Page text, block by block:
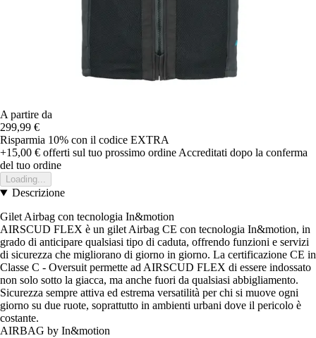
A partire da
299,99 €
Risparmia 10% con il codice EXTRA
+15,00 € offerti sul tuo prossimo ordine Accreditati dopo la conferma
del tuo ordine
Loading...
Descrizione
Gilet Airbag con tecnologia In&motion
AIRSCUD FLEX è un gilet Airbag CE con tecnologia In&motion, in
grado di anticipare qualsiasi tipo di caduta, offrendo funzioni e servizi
di sicurezza che migliorano di giorno in giorno. La certificazione CE in
Classe C - Oversuit permette ad AIRSCUD FLEX di essere indossato
non solo sotto la giacca, ma anche fuori da qualsiasi abbigliamento.
Sicurezza sempre attiva ed estrema versatilità per chi si muove ogni
giorno su due ruote, soprattutto in ambienti urbani dove il pericolo è
costante.
AIRBAG by In&motion